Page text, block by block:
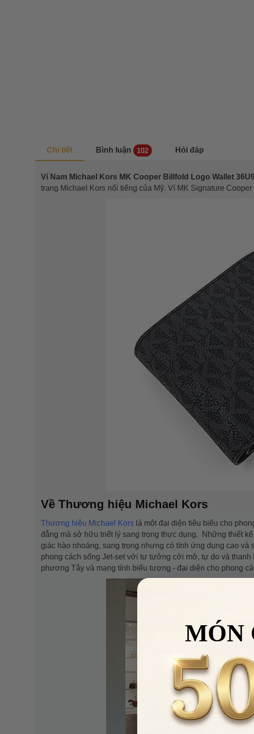
Chi tiết Bình luận 102 Hỏi đáp
Ví Nam Michael Kors MK Cooper Billfold Logo Wallet
trang Michael Kors nổi tiếng của Mỹ. Ví MK Signature
Về Thương hiệu Michael Kors
Thương hiệu Michael Kors là một đại diện tiêu biểu cho
đẳng mà sở hữu triết lý sang trọng thực dụng. Những thiết
giác hào nhoáng, sang trọng nhưng có tính ứng dụng cao
phong cách sống Jet-set với tư tưởng cởi mở, tự do và
phương Tây và mang tính biểu tượng - đại diện cho phong
MÓN